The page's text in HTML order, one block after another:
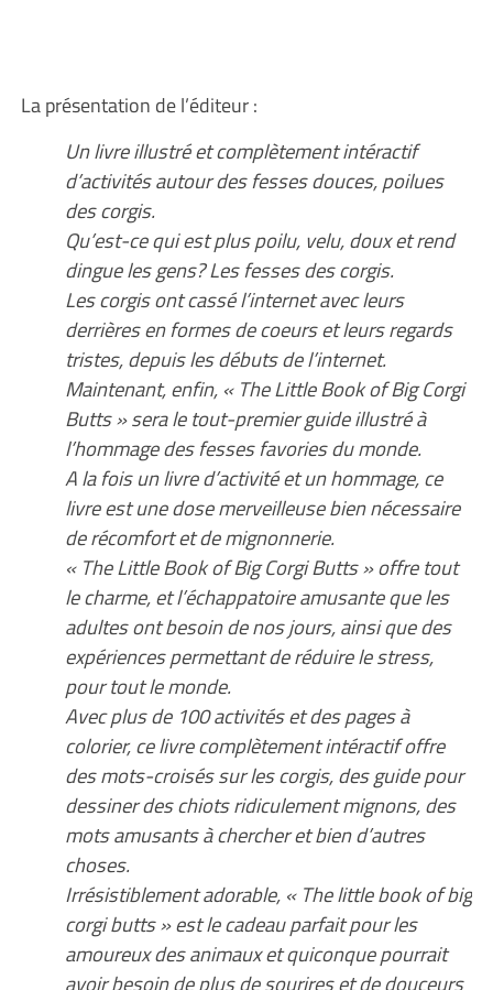
La présentation de l’éditeur :
Un livre illustré et complètement intéractif
d’activités autour des fesses douces, poilues
des corgis.
Qu’est-ce qui est plus poilu, velu, doux et rend
dingue les gens? Les fesses des corgis.
Les corgis ont cassé l’internet avec leurs
derrières en formes de coeurs et leurs regards
tristes, depuis les débuts de l’internet.
Maintenant, enfin, « The Little Book of Big Corgi
Butts » sera le tout-premier guide illustré à
l’hommage des fesses favories du monde.
A la fois un livre d’activité et un hommage, ce
livre est une dose merveilleuse bien nécessaire
de récomfort et de mignonnerie.
« The Little Book of Big Corgi Butts » offre tout
le charme, et l’échappatoire amusante que les
adultes ont besoin de nos jours, ainsi que des
expériences permettant de réduire le stress,
pour tout le monde.
Avec plus de 100 activités et des pages à
colorier, ce livre complètement intéractif offre
des mots-croisés sur les corgis, des guide pour
dessiner des chiots ridiculement mignons, des
mots amusants à chercher et bien d’autres
choses.
Irrésistiblement adorable, « The little book of big
corgi butts » est le cadeau parfait pour les
amoureux des animaux et quiconque pourrait
avoir besoin de plus de sourires et de douceurs